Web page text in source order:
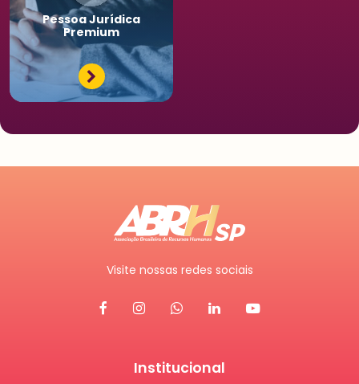
PessoaJurídica
Premium
Visite nossas redes sociais
Institucional